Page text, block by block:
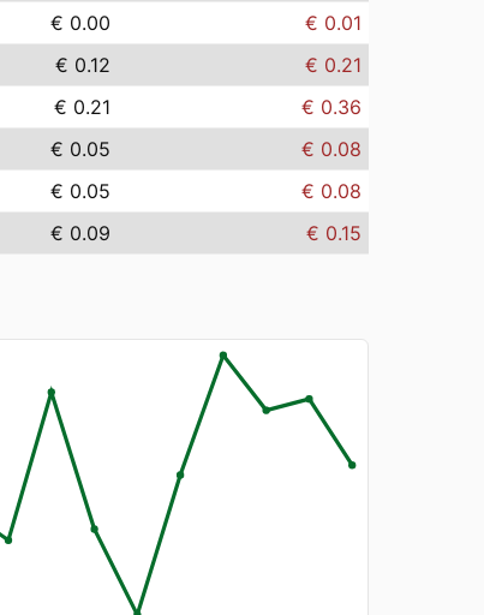
€ 0.00
€ 0.01
€ 0.12
€ 0.21
€ 0.21
€ 0.36
€ 0.05
€ 0.08
€ 0.05
€ 0.08
€ 0.09 € 0.15